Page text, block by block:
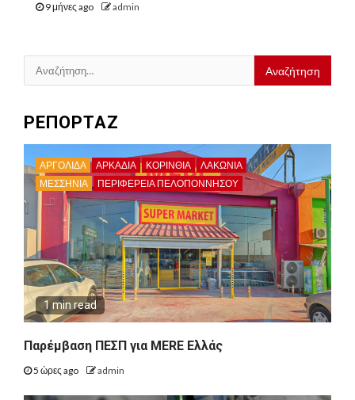
9 μήνες ago admin
Αναζήτηση
για:
ΡΕΠΟΡΤΑΖ
ΑΡΓΟΛΙΔΑ ΑΡΚΑΔΊΑ ΚΟΡΙΝΘΊΑ
ΛΑΚΩΝΙΑ
ΜΕΣΣΗΝΙΑ
ΠΕΡΙΦΈΡΕΙΑ ΠΕΛΟΠΟΝΝΉΣΟΥ
1 min read
Παρέμβαση ΠΕΣΠ για MERE Ελλάς
5 ώρες ago admin